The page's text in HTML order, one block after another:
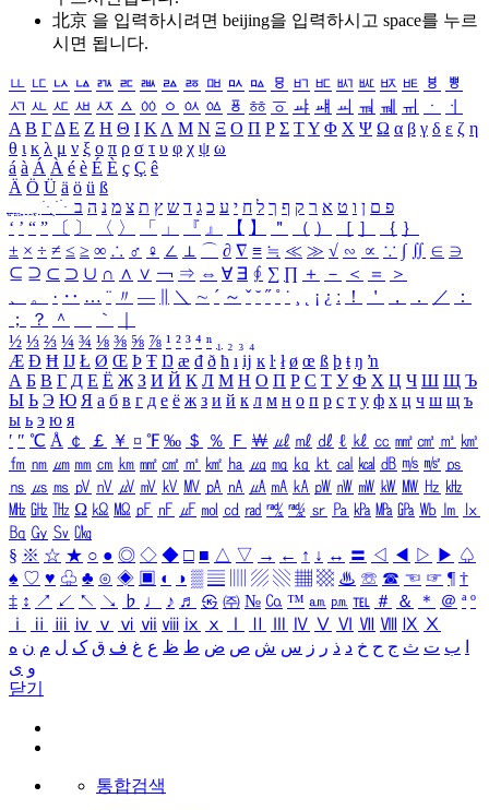
北京 을 입력하시려면 beijing을 입력하시고 space를 누르
시면 됩니다.
ㅥ ㅦ ㅧ ㅨ ㅩ ㅪ ㅫ ㅬ ㅭ ㅮ ㅯ ㅰ ㅱ ㅲ ㅳ ㅴ ㅵ ㅶ ㅷ ㅸ
ㅹ
ㅺ ㅻ ㅼ ㅽ ㅾ ㅿ ㆀ ㆁ ㆂ ㆃ ㆄ ㆅ ㆆ ㆇ ㆈ ㆉ ㆊ ㆋ ㆌ ㆍ
ㆎ
Α Β ΓΔ Ε Ζ Η Θ Ι ΚΛ Μ Ν Ξ Ο Π Ρ Σ ΤΥ Φ Χ Ψ Ω α β γ δ ε ζ η
θ ι κ λ μ ν ξ ο π ρ σ τ υ φ χ ψ ω
á à Á À é è É È ç Ç ê
Ä Ö Ü ä ö ü ß
ִֶֹ ֻּ ׁׂ פ ם ן ו ט א ר ק ף ך ל ח י ע כ ג ד ש ץ ת צ מ נ ה ב
‘ ’ “ ” 〔 〕 〈 〉 「 」 『 』 【 】 ＂ （ ） ［ ］ ｛ ｝
± × ÷ ≠ ≤ ≥ ∞ ∴ ♂ ♀ ∠ ⊥ ⌒ ∂ ∇ ≡ ≒ ≪ ≫ √ ∽ ∝ ∵ ∫ ∬ ∈ ∋
⊆ ⊇ ⊂ ⊃ ∪ ∩ ∧ ∨ ￢ ⇒ ⇔ ∀ ∃ ∮ ∑ ∏ ＋ － ＜ ＝
＞
、
。 · ‥ … ¨ 〃 ― ＼ ∼ ´ ～ ˇ ˘ ˝ ˚ ˙ ¸ ¡ ¿ ː ！ ＇ ， ． ／
：
；
？ ＾ ｀
½ ⅓ ⅔ ¼ ¾ ⅛ ⅜ ⅝ ⅞ ¹ ² ³ ⁴ ⁿ ₁ ₂ ₃ ₄
Æ Ð Ħ Ĳ Ł Ø Œ Þ Ŧ Ŋ æ đ ð ħ ı ĳ ĸ ŀ ł ø œ ß þ ŧ ŋ ŉ
А Б В Г Д Е Ё Ж З И Й К Л М Н О П Р С Т У Ф Х Ц Ч Ш Щ Ъ
Ы Ь Э Ю Я а б в г д е ё ж з и й к л м н о п р с т у ф х ц ч ш щ ъ
ы ь э ю я
′ ″ ℃ Å ￠ ￡ ￥ ¤ ℉ ‰ ＄ ％ Ｆ ￦ ㎕ ㎖ ㎗ ℓ ㎘ ㏄ ㎣ ㎤ ㎥ ㎦
㎙ ㎚ ㎛ ㎜ ㎝ ㎞ ㎟ ㎠ ㎡ ㎢ ㏊ ㎍ ㎎ ㎏ ㏏ ㎈ ㎉ ㏈ ㎧ ㎨ ㎰
㎱ ㎲ ㎳ ㎴ ㎵ ㎶ ㎷ ㎸ ㎹ ㎀ ㎁ ㎂ ㎃ ㎄ ㎺ ㎻ ㎽ ㎾ ㎿ ㎐ ㎑
㎒ ㎓ ㎔ Ω ㏀ ㏁ ㎊ ㎋ ㎌ ㏖ ㏅ ㎭ ㎮ ㎯ ㏛ ㎩ ㎪ ㎫ ㎬ ㏝ ㏐
㏓
㏃ ㏉ ㏜ ㏆
§ ※ ☆ ★ ○ ● ◎ ◇ ◆ □ ■ △ ▽ → ← ↑ ↓ ↔ 〓 ◁ ◀ ▷ ▶ ♤
♠ ♡ ♥ ♧ ♣ ⊙ ◈ ▣ ◐ ◑ ▒ ▤ ▨ ▧ ▦ ▩ ♨ ☏ ☎ ☜ ☞ ¶ †
‡ ↕ ↗ ↙ ↖ ↘ ♭ ♩ ♪ ♬ ㉿ ㈜ № ㏇ ™ ㏂ ㏘ ℡ ＃ ＆ ＊ ＠ ª º
ⅰ
ⅱ ⅲ ⅳ ⅴ ⅵ ⅶ ⅷ ⅸ ⅹ Ⅳ Ⅴ Ⅵ Ⅶ Ⅷ Ⅸ Ⅹ
ب ت ث ج ح خ د ذ ر ز س ش ص ض ط ظ ع غ ف ق ک ل م ن ه
و ی
닫기
통합검색